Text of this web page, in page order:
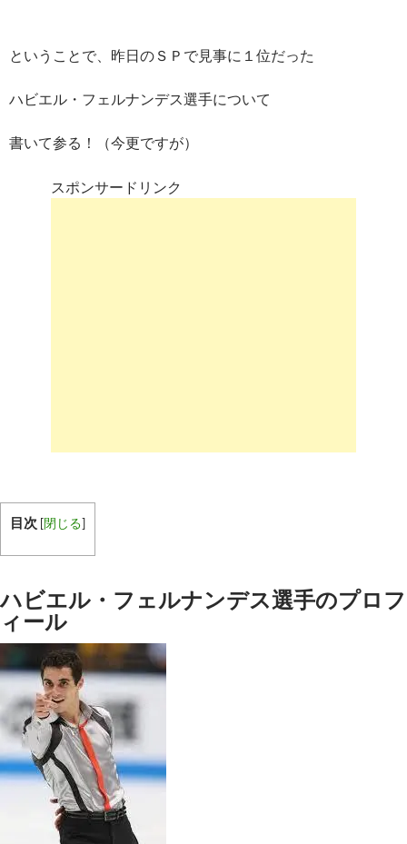
ということで、昨日のＳＰで見事に１位だった
ハビエル・フェルナンデス選手について
書いて参る！（今更ですが）
スポンサードリンク
目次 [閉じる]
ハビエル・フェルナンデス選手のプロフ
ィール